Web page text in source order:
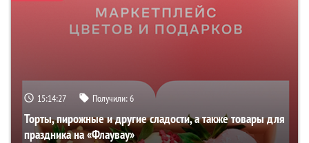
15:14:26 Получили:6
Торты, пирожные и другие сладости, а также товары для
праздника на «Флаувау»